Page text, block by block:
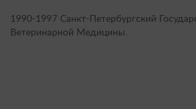
1990-1997 Санкт-Петербургский
Ветеринарной Медицины.